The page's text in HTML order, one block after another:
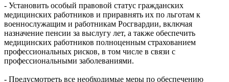
- Установить особый правовой статус гражданских
медицинских работников и приравнять их по льготам к
военнослужащим и работникам Росгвардии, включая
назначение пенсии за выслугу лет, а также обеспечить
медицинских работников полноценным страхованием
профессиональных рисков, в том числе в связи с
профессиональными заболеваниями.
- Предусмотреть все необходимые меры по обеспечению